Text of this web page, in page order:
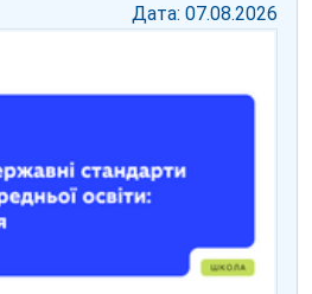
Дата: 07.08.2026